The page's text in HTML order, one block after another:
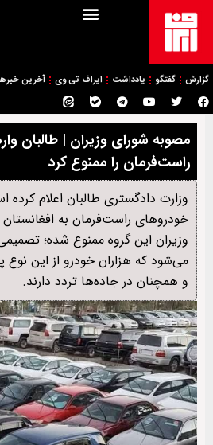
گزارش گفتگو یادداشت ایراف تی وی آخرین
مصوبه شورای وزیران | طالبان
راست‌فرمان را ممنوع کرد
وزارت دادگستری طالبان اعلام کرده
خودروهای راست‌فرمان به
وزیران این گروه ممنوع شده؛
می‌شود که هزاران خودرو از این
و همچنان در جاده‌ها تردد دارند.